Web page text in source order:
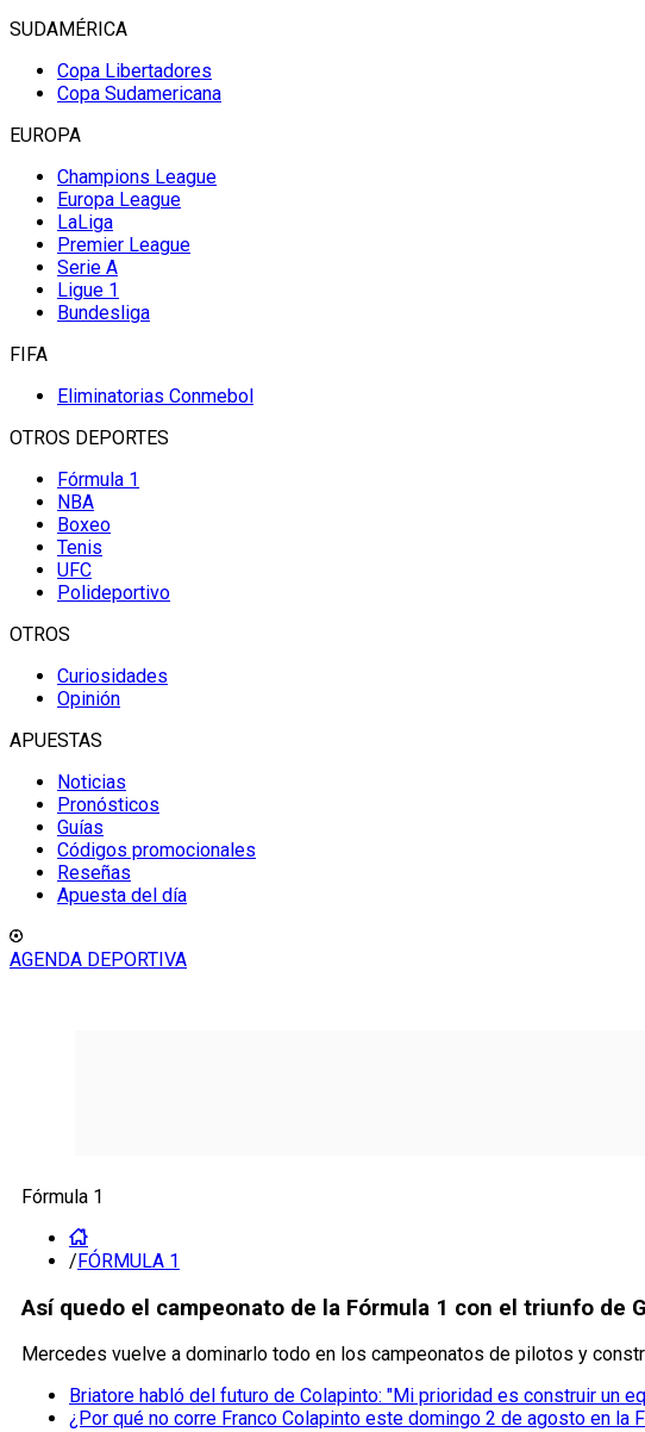
SUDAMÉRICA
Copa Libertadores
Copa Sudamericana
EUROPA
Champions League
Europa League
LaLiga
Premier League
Serie A
Ligue 1
Bundesliga
FIFA
Eliminatorias Conmebol
OTROS DEPORTES
Fórmula 1
NBA
Boxeo
Tenis
UFC
Polideportivo
OTROS
Curiosidades
Opinión
APUESTAS
Noticias
Pronósticos
Guías
Códigos promocionales
Reseñas
Apuesta del día
AGENDA DEPORTIVA
Fórmula 1
/FÓRMULA 1
Así quedo el campeonato de la Fórmula 1 con el triunfo de
Mercedes vuelve a dominarlo todo en los campeonatos de pilotos y
Briatore habló del futuro de Colapinto: "Mi prioridad es construir un
¿Por qué no corre Franco Colapinto este domingo 2 de agosto en la